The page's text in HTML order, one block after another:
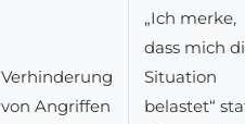
Verhinderung
von Angriffen
„Ich merke,
dass mich
Situation
belastet“